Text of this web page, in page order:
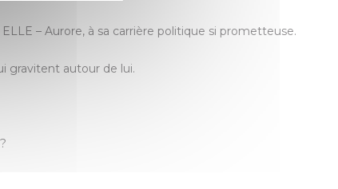
– Aurore, à sa carrière politique si prometteuse.
gravitent autour de lui.